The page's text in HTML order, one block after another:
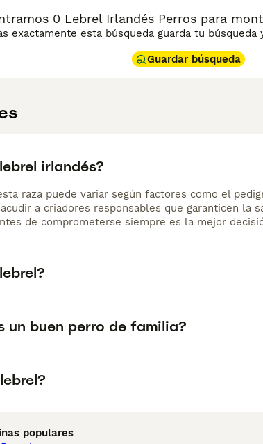
0 Lebrel Irlandés Perros para
exactamente esta búsqueda guarda tu
Guardar búsqueda
irlandés?
raza puede variar según factores como el
a criadores responsables que garanticen la
de comprometerse siempre es la mejor
un buen perro de familia?
populares